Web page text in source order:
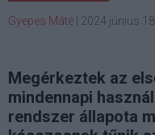
Gyepes Máté 2024 június
Megérkeztek az
mindennapi
rendszer állapota